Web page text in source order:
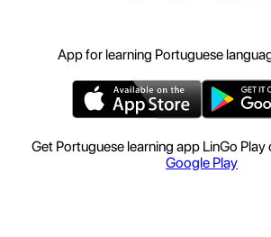
App for learning Portuguese
Get Portuguese learning app LinGo Play
Google Play